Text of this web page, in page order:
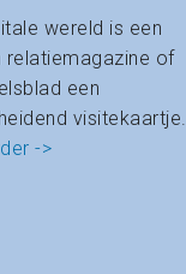
wereld is een
relatiemagazine of
een
visitekaartje.
->